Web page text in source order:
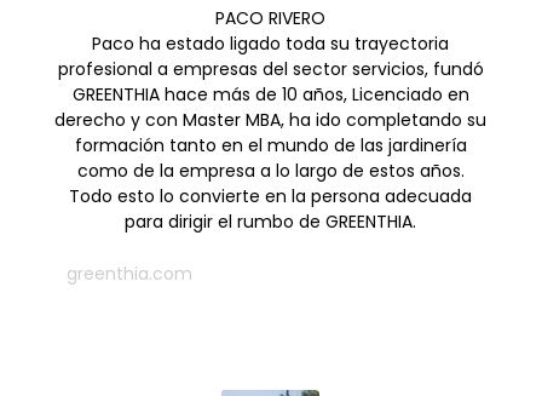
PACO RIVERO
Paco ha estado ligado toda su trayectoria
profesional a empresas del sector servicios, fundó
GREENTHIA hace más de 10 años, Licenciado en
derecho y con Master MBA, ha ido completando su
formación tanto en el mundo de las jardinería
como de la empresa a lo largo de estos años.
Todo esto lo convierte en la persona adecuada
para dirigir el rumbo de GREENTHIA.
greenthia.com